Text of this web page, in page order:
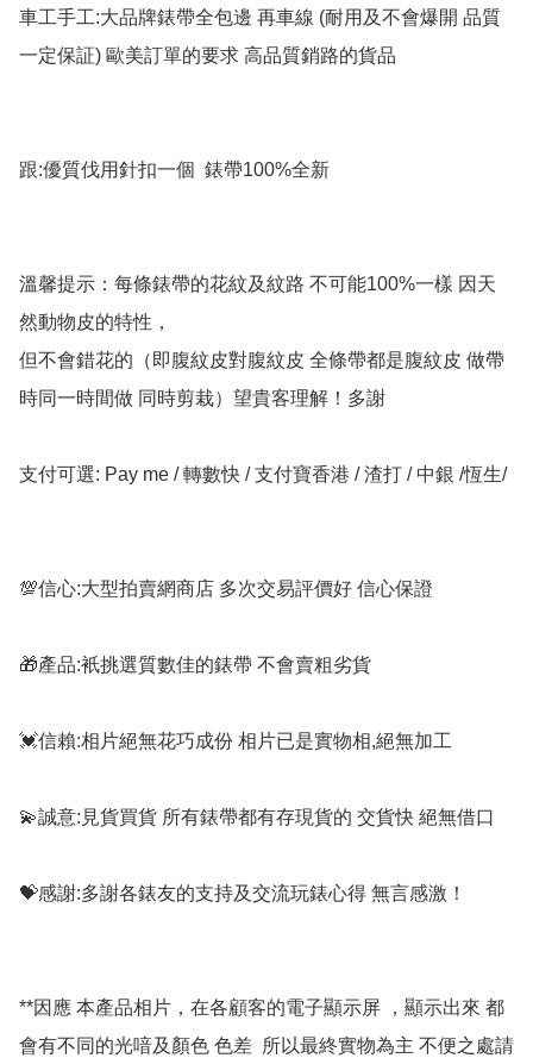
車工手工:大品牌錶帶全包邊 再車線 (耐用及不會爆開 品質
一定保証) 歐美訂單的要求 高品質銷路的貨品
跟:優質伐用針扣一個  錶帶100%全新
溫馨提示：每條錶帶的花紋及紋路 不可能100%一樣 因天
然動物皮的特性，
但不會錯花的（即腹紋皮對腹紋皮 全條帶都是腹紋皮 做帶
時同一時間做 同時剪栽）望貴客理解！多謝
支付可選: Pay me / 轉數快 / 支付寶香港 / 渣打 / 中銀 /恆生/
💯信心:大型拍賣網商店 多次交易評價好 信心保證
🎁產品:衹挑選質數佳的錶帶 不會賣粗劣貨
💓信賴:相片絕無花巧成份 相片已是實物相,絕無加工
💫誠意:見貨買貨 所有錶帶都有存現貨的 交貨快 絕無借口
💝感謝:多謝各錶友的支持及交流玩錶心得 無言感激！
**因應 本產品相片，在各顧客的電子顯示屏 ，顯示出來 都
會有不同的光喑及顏色 色差  所以最終實物為主 不便之處請